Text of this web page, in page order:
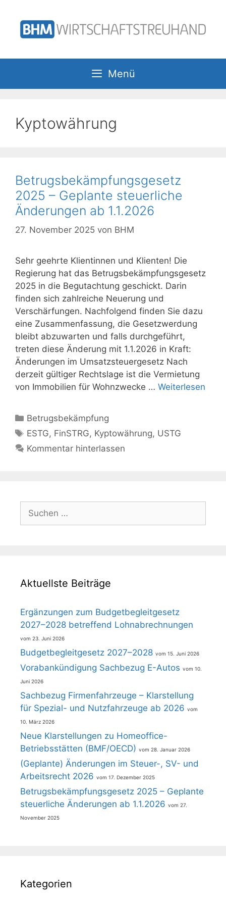
Inhalt
springen
Menü
Kyptowährung
Betrugsbekämpfungsgesetz
2025 – Geplante steuerliche
Änderungen ab 1.1.2026
27. November 2025 von BHM
Sehr geehrte Klientinnen und Klienten! Die
Regierung hat das Betrugsbekämpfungsgesetz
2025 in die Begutachtung geschickt. Darin
finden sich zahlreiche Neuerung und
Verschärfungen. Nachfolgend finden Sie dazu
eine Zusammenfassung, die Gesetzwerdung
bleibt abzuwarten und falls durchgeführt,
treten diese Änderung mit 1.1.2026 in Kraft:
Änderungen im Umsatzsteuergesetz Nach
derzeit gültiger Rechtslage ist die Vermietung
von Immobilien für Wohnzwecke … Weiterlesen
Kategorien
Betrugsbekämpfung
Schlagwörter
ESTG, FinSTRG, Kyptowährung, USTG
Kommentar hinterlassen
Suchen
nach:
Aktuellste Beiträge
Ergänzungen zum Budgetbegleitgesetz
2027–2028 betreffend Lohnabrechnungen
23. Juni 2026
Budgetbegleitgesetz 2027–2028 15. Juni 2026
Vorabankündigung Sachbezug E-Autos 10.
Juni 2026
Sachbezug Firmenfahrzeuge – Klarstellung
für Spezial- und Nutzfahrzeuge ab 2026
10. März 2026
Neue Klarstellungen zu Homeoffice-
Betriebsstätten (BMF/OECD)
28. Januar 2026
(Geplante) Änderungen im Steuer-, SV- und
Arbeitsrecht 2026
17. Dezember 2025
Betrugsbekämpfungsgesetz 2025 – Geplante
steuerliche Änderungen ab 1.1.2026
27.
November 2025
Kategorien